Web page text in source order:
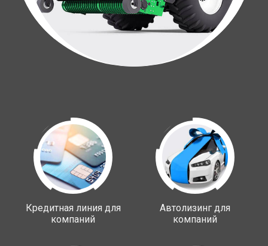
Кредитная линия для
компаний
Автолизинг для
компаний